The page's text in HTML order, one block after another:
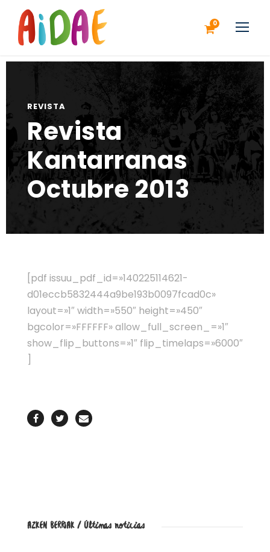
0
REVISTA
Revista
Kantarranas
Octubre 2013
[pdf issuu_pdf_id=»140225114621-
d01eccb5832444a9be193b0097fcad0c»
layout=»1″ width=»550″ height=»450″
bgcolor=»FFFFFF» allow_full_screen_=»1″
show_flip_buttons=»1″ flip_timelaps=»6000″
AZKEN BERRIAK / Últimas noticias